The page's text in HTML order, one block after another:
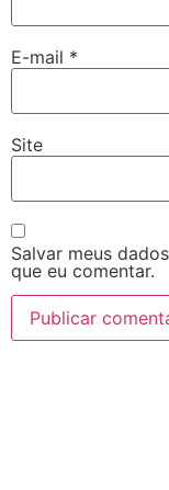
E-mail *
Site
Salvar meus
que eu comentar.